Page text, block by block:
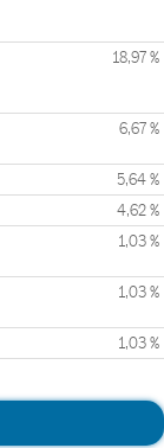
18,97 %
6,67 %
5,64 %
4,62 %
1,03 %
1,03 %
1,03 %